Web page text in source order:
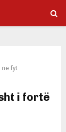
në fyt
i fortë